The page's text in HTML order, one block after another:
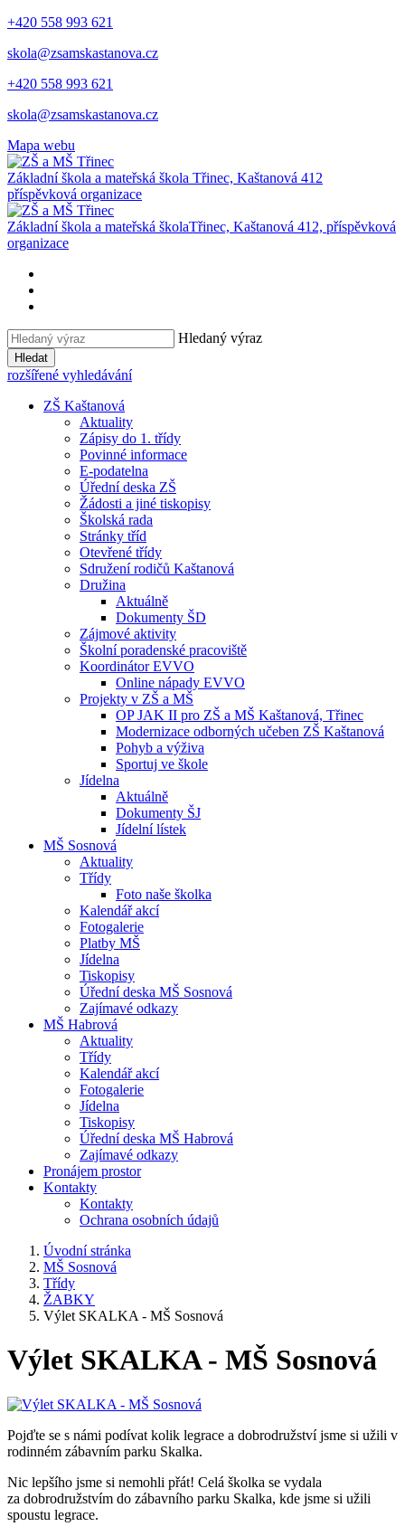
+420 558 993 621
skola@zsamskastanova.cz
+420 558 993 621
skola@zsamskastanova.cz
Mapa webu
Základní škola a mateřská škola Třinec, Kaštanová 412
příspěvková organizace
Základní škola a mateřská školaTřinec, Kaštanová 412, příspěvková
organizace
Hledaný výraz
Hledat
rozšířené vyhledávání
ZŠ Kaštanová
Aktuality
Zápisy do 1. třídy
Povinné informace
E-podatelna
Úřední deska ZŠ
Žádosti a jiné tiskopisy
Školská rada
Stránky tříd
Otevřené třídy
Sdružení rodičů Kaštanová
Družina
Aktuálně
Dokumenty ŠD
Zájmové aktivity
Školní poradenské pracoviště
Koordinátor EVVO
Online nápady EVVO
Projekty v ZŠ a MŠ
OP JAK II pro ZŠ a MŠ Kaštanová, Třinec
Modernizace odborných učeben ZŠ Kaštanová
Pohyb a výživa
Sportuj ve škole
Jídelna
Aktuálně
Dokumenty ŠJ
Jídelní lístek
MŠ Sosnová
Aktuality
Třídy
Foto naše školka
Kalendář akcí
Fotogalerie
Platby MŠ
Jídelna
Tiskopisy
Úřední deska MŠ Sosnová
Zajímavé odkazy
MŠ Habrová
Aktuality
Třídy
Kalendář akcí
Fotogalerie
Jídelna
Tiskopisy
Úřední deska MŠ Habrová
Zajímavé odkazy
Pronájem prostor
Kontakty
Kontakty
Ochrana osobních údajů
Úvodní stránka
MŠ Sosnová
Třídy
ŽABKY
Výlet SKALKA - MŠ Sosnová
Výlet SKALKA - MŠ Sosnová
Pojďte se s námi podívat kolik legrace a dobrodružství jsme si užili v
rodinném zábavním parku Skalka.
Nic lepšího jsme si nemohli přát! Celá školka se vydala
za dobrodružstvím do zábavního parku Skalka, kde jsme si užili
spoustu legrace.